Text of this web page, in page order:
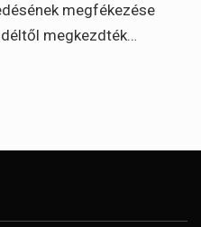
megfékezése
megkezdték…